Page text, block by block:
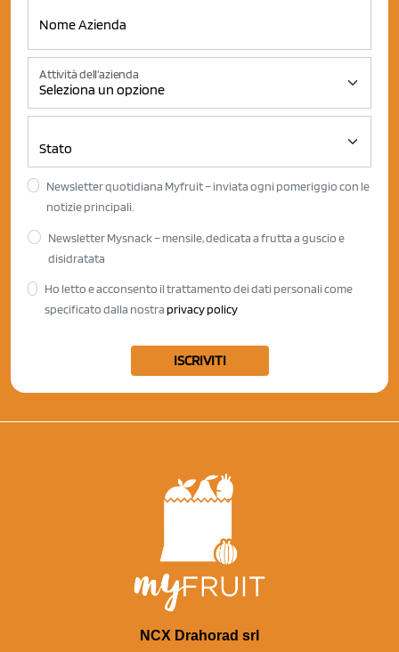
Attività dell'azienda
Newsletter quotidiana Myfruit – inviata ogni pomeriggio con le
notizie principali.
Newsletter Mysnack – mensile, dedicata a frutta a guscio e
disidratata
Ho letto e acconsento il trattamento dei dati personali come
specificato dalla nostra privacy policy
ISCRIVITI
NCX Drahorad srl